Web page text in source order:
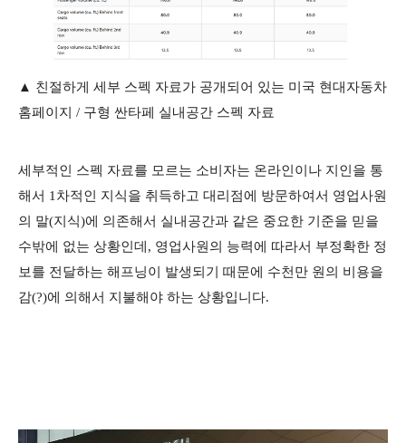
▲ 친절하게 세부 스펙 자료가 공개되어 있는 미국 현대자동차
홈페이지 / 구형 싼타페 실내공간 스펙 자료
세부적인 스펙 자료를 모르는 소비자는 온라인이나 지인을 통
해서 1차적인 지식을 취득하고 대리점에 방문하여서 영업사원
의 말(지식)에 의존해서 실내공간과 같은 중요한 기준을 믿을
수밖에 없는 상황인데, 영업사원의 능력에 따라서 부정확한 정
보를 전달하는 해프닝이 발생되기 때문에 수천만 원의 비용을
감(?)에 의해서 지불해야 하는 상황입니다.